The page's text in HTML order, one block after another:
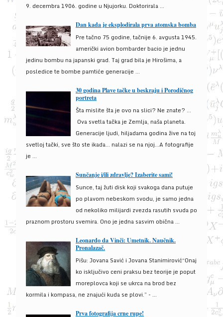
9. decembra 1906. godine u Njujorku. Doktorirala ...
Dan kada je eksplodirala prva atomska bomba
Pre tačno 75 godine, tačnije 6. avgusta 1945.
američki avion bombarder bacio je jednu
jedinu bombu na japanski grad. Taj grad bila je Hirošima, a
posledice te bombe pamtiće generacije ...
30 godina Plave tačke u beskraju i Porodičnog
portreta
Šta mislite šta je ovo na slici? Ne znate? …
Ova svetla tačka je Zemlja, naša planeta.
Generacije ljudi, hiljadama godina žive na toj
svetloj tački, sve što ste ikada… nalazi se na njoj…A fotografije
je ...
Sunčanje i/ili zdravlje? Izaberite sami!
Sunce, taj žuti disk koji svakoga dana putuje
po plavom nebeskom svodu, je samo jedna
od nekoliko milijardi zvezda rasutih svuda po
praznom prostoru svemira. Ono je jedna sasvim obična ...
Leonardo da Vinči: Umetnik. Naučnik.
Pronalazač.
Pišu: Jovana Savić i Jovana Stanimirović“Onaj
ko isključivo ceni praksu bez teorije je poput
moreplovca koji se ukrca na brod bez
kormila i kompasa, ne znajući kuda se plovi.” - ...
Prva fotografija crne rupe!